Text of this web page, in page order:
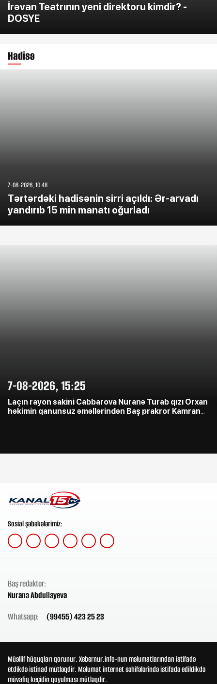
İrəvan Teatrının yeni direktoru kimdir? -
DOSYE
Hadisə
7-08-2026, 10:48
Tərtərdəki hadisənin sirri açıldı: Ər-arvadı
yandırıb 15 min manatı oğurladı
7-08-2026, 15:25
Laçın rayon sakini Cabbarova Nuranə Turab qızı Orxan
həkimin qanunsuz əməllərindən Baş prakror Kamran
Sosial şəbəkələrimiz:
Baş redaktor:
Nuranə Abdullayeva
Whatsapp:
(99455) 423 25 23
Müəllif hüquqları qorunur. Xebernur.info-nun məlumatlarından istifadə
etdikdə istinad mütləqdir. Məlumat internet səhifələrində istifadə edildikdə
müvafiq keçidin qoyulması mütləqdir.